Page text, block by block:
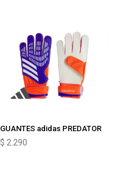
GUANTES adidas PREDATOR
$ 2.290